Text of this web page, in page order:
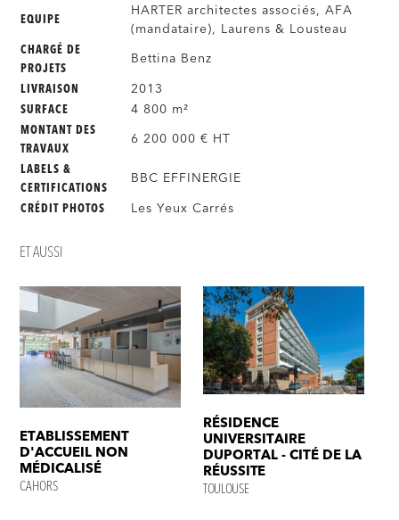
EQUIPE
HARTER architectes associés, AFA
(mandataire), Laurens & Lousteau
CHARGÉ DE
PROJETS
Bettina Benz
LIVRAISON 2013
SURFACE 4 800 m²
MONTANT DES
TRAVAUX
6 200 000 € HT
LABELS &
CERTIFICATIONS
BBC EFFINERGIE
CRÉDIT PHOTOS Les Yeux Carrés
ET AUSSI
ETABLISSEMENT
D'ACCUEIL NON
MÉDICALISÉ
CAHORS
RÉSIDENCE
UNIVERSITAIRE
DUPORTAL - CITÉ DE LA
RÉUSSITE
TOULOUSE